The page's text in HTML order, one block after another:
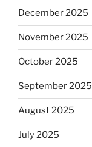
December 2025
November 2025
October 2025
September 2025
August 2025
July 2025